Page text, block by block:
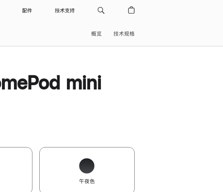
配件 技术支持
概览 技术规格
mini
午夜色